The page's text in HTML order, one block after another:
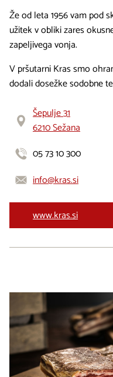
Že od leta 1956 vam pod
užitek v obliki zares
zapeljivega vonja.
V pršutarni Kras smo
dodali dosežke sodobne
Šepulje 31
6210 Sežana
05 73 10 300
info@kras.si
www.kras.si